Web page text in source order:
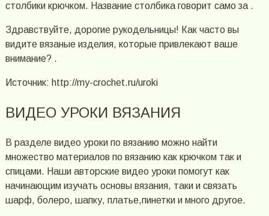
столбики крючком. Название столбика говорит само за .
Здравствуйте, дорогие рукодельницы! Как часто вы
видите вязаные изделия, которые привлекают ваше
внимание? .
Источник: http://my-crochet.ru/uroki
ВИДЕО УРОКИ ВЯЗАНИЯ
В разделе видео уроки по вязанию можно найти
множество материалов по вязанию как крючком так и
спицами. Наши авторские видео уроки помогут как
начинающим изучать основы вязания, таки и связать
шарф, болеро, шапку, платье,пинетки и много другое.